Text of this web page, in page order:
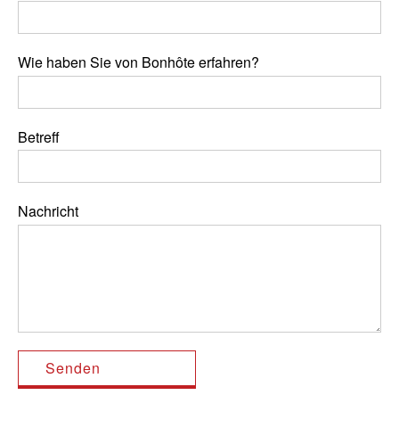
Wie haben Sie von Bonhôte erfahren?
Betreff
Nachricht